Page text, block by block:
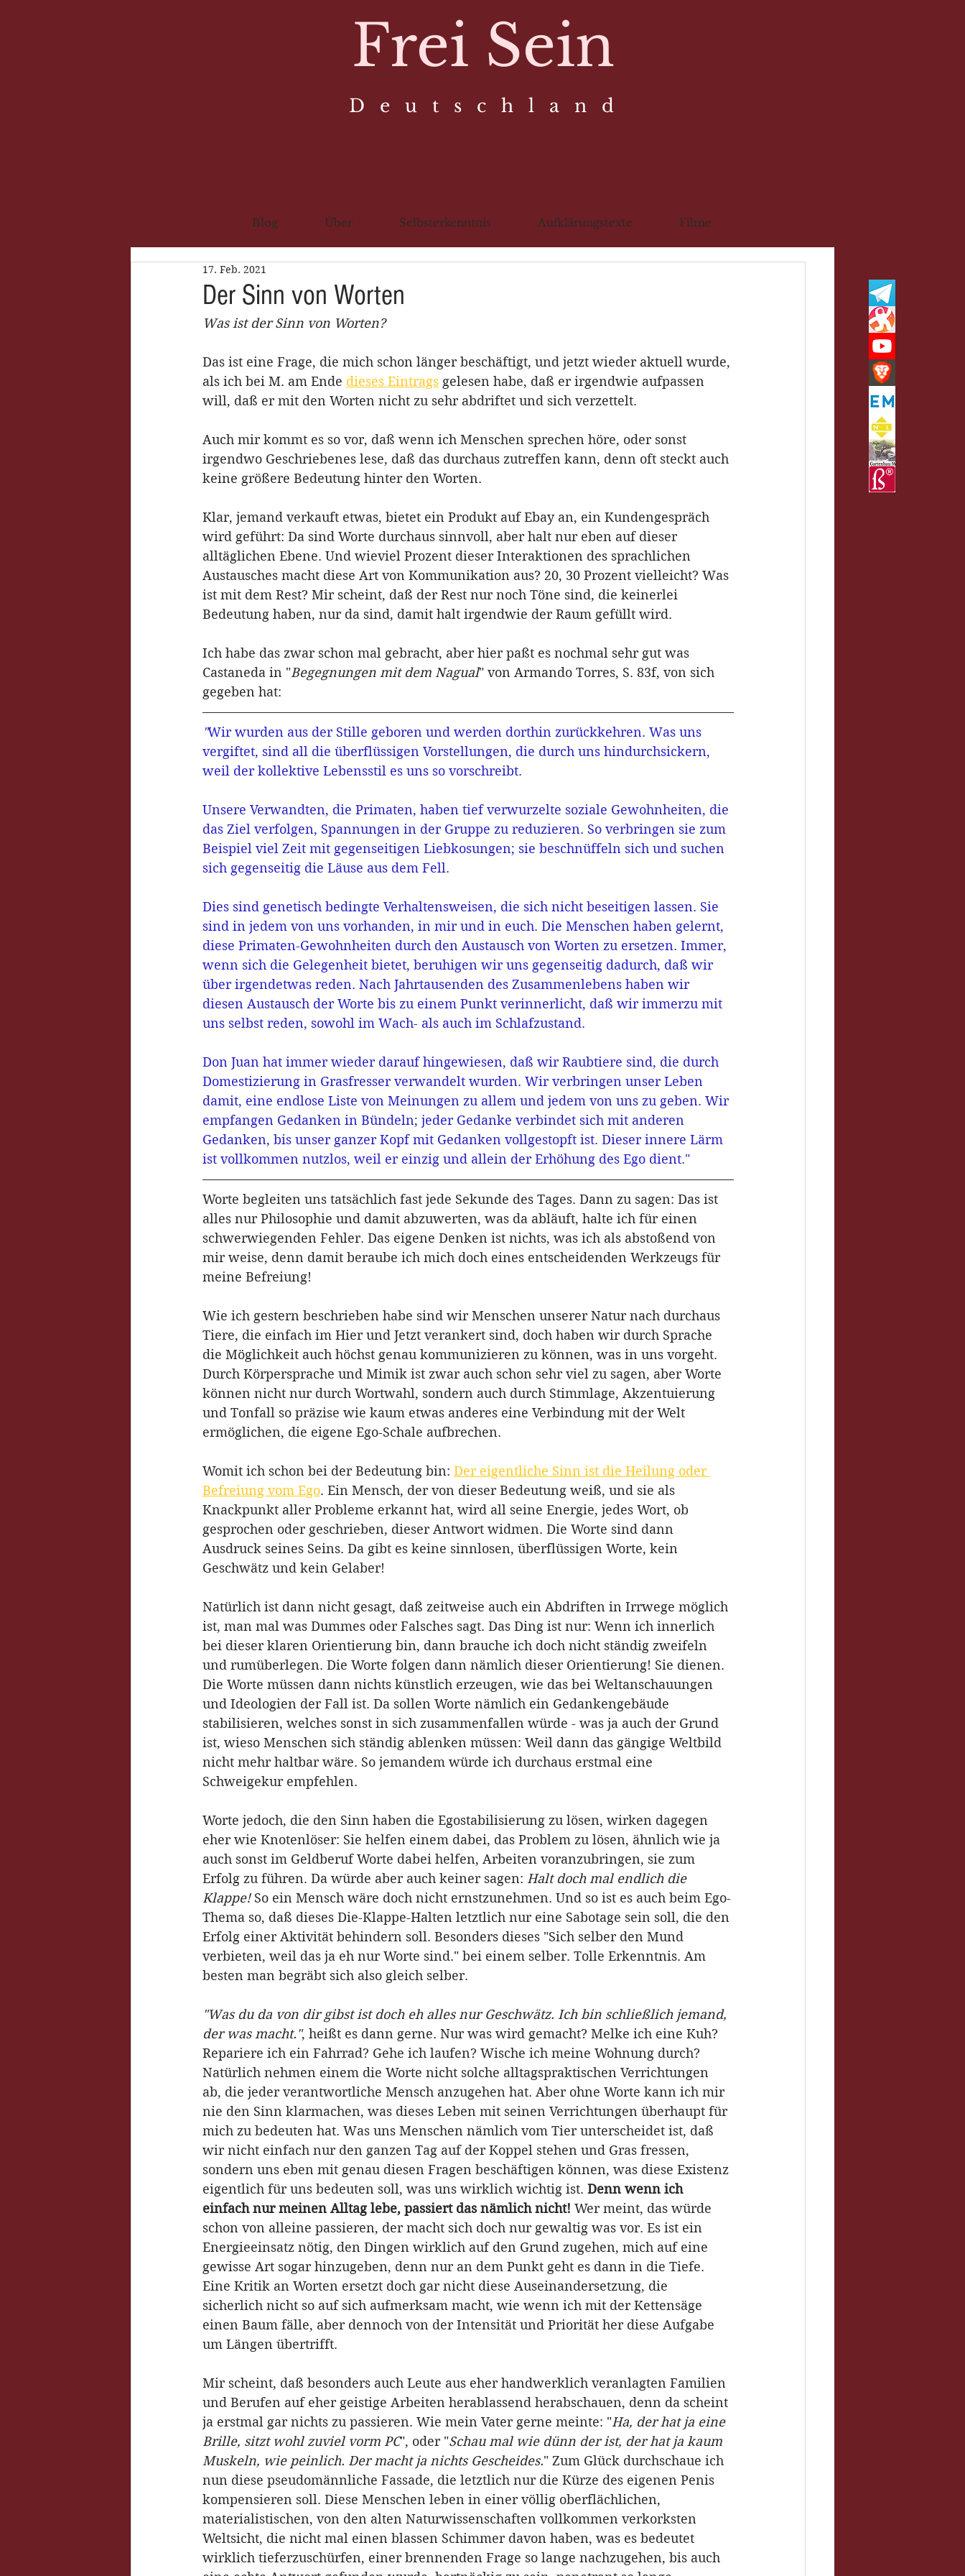
Frei Sein
D e u t s c h l a n d
Blog Über Selbsterkenntnis Aufklärungstexte Filme
Der Sinn von Worten
17. Feb. 2021
Was ist der Sinn von Worten?
Das ist eine Frage, die mich schon länger beschäftigt, und jetzt wieder aktuell wurde,
als ich bei M. am Ende dieses Eintrags gelesen habe, daß er irgendwie aufpassen
will, daß er mit den Worten nicht zu sehr abdriftet und sich verzettelt.
Auch mir kommt es so vor, daß wenn ich Menschen sprechen höre, oder sonst
irgendwo Geschriebenes lese, daß das durchaus zutreffen kann, denn oft steckt auch
keine größere Bedeutung hinter den Worten.
Klar, jemand verkauft etwas, bietet ein Produkt auf Ebay an, ein Kundengespräch
wird geführt: Da sind Worte durchaus sinnvoll, aber halt nur eben auf dieser
alltäglichen Ebene. Und wieviel Prozent dieser Interaktionen des sprachlichen
Austausches macht diese Art von Kommunikation aus? 20, 30 Prozent vielleicht? Was
ist mit dem Rest? Mir scheint, daß der Rest nur noch Töne sind, die keinerlei
Bedeutung haben, nur da sind, damit halt irgendwie der Raum gefüllt wird.
Ich habe das zwar schon mal gebracht, aber hier paßt es nochmal sehr gut was
Castaneda in "Begegnungen mit dem Nagual" von Armando Torres, S. 83f, von sich
gegeben hat:
"Wir wurden aus der Stille geboren und werden dorthin zurückkehren. Was uns
vergiftet, sind all die überflüssigen Vorstellungen, die durch uns hindurchsickern,
weil der kollektive Lebensstil es uns so vorschreibt.
Unsere Verwandten, die Primaten, haben tief verwurzelte soziale Gewohnheiten, die
das Ziel verfolgen, Spannungen in der Gruppe zu reduzieren. So verbringen sie zum
Beispiel viel Zeit mit gegenseitigen Liebkosungen; sie beschnüffeln sich und suchen
sich gegenseitig die Läuse aus dem Fell.
Dies sind genetisch bedingte Verhaltensweisen, die sich nicht beseitigen lassen. Sie
sind in jedem von uns vorhanden, in mir und in euch. Die Menschen haben gelernt,
diese Primaten-Gewohnheiten durch den Austausch von Worten zu ersetzen. Immer,
wenn sich die Gelegenheit bietet, beruhigen wir uns gegenseitig dadurch, daß wir
über irgendetwas reden. Nach Jahrtausenden des Zusammenlebens haben wir
diesen Austausch der Worte bis zu einem Punkt verinnerlicht, daß wir immerzu mit
uns selbst reden, sowohl im Wach- als auch im Schlafzustand.
Don Juan hat immer wieder darauf hingewiesen, daß wir Raubtiere sind, die durch
Domestizierung in Grasfresser verwandelt wurden. Wir verbringen unser Leben
damit, eine endlose Liste von Meinungen zu allem und jedem von uns zu geben. Wir
empfangen Gedanken in Bündeln; jeder Gedanke verbindet sich mit anderen
Gedanken, bis unser ganzer Kopf mit Gedanken vollgestopft ist. Dieser innere Lärm
ist vollkommen nutzlos, weil er einzig und allein der Erhöhung des Ego dient."
Worte begleiten uns tatsächlich fast jede Sekunde des Tages. Dann zu sagen: Das ist
alles nur Philosophie und damit abzuwerten, was da abläuft, halte ich für einen
schwerwiegenden Fehler. Das eigene Denken ist nichts, was ich als abstoßend von
mir weise, denn damit beraube ich mich doch eines entscheidenden Werkzeugs für
meine Befreiung!
Wie ich gestern beschrieben habe sind wir Menschen unserer Natur nach durchaus
Tiere, die einfach im Hier und Jetzt verankert sind, doch haben wir durch Sprache
die Möglichkeit auch höchst genau kommunizieren zu können, was in uns vorgeht.
Durch Körpersprache und Mimik ist zwar auch schon sehr viel zu sagen, aber Worte
können nicht nur durch Wortwahl, sondern auch durch Stimmlage, Akzentuierung
und Tonfall so präzise wie kaum etwas anderes eine Verbindung mit der Welt
ermöglichen, die eigene Ego-Schale aufbrechen.
Womit ich schon bei der Bedeutung bin: Der eigentliche Sinn ist die Heilung oder
Befreiung vom Ego. Ein Mensch, der von dieser Bedeutung weiß, und sie als
Knackpunkt aller Probleme erkannt hat, wird all seine Energie, jedes Wort, ob
gesprochen oder geschrieben, dieser Antwort widmen. Die Worte sind dann
Ausdruck seines Seins. Da gibt es keine sinnlosen, überflüssigen Worte, kein
Geschwätz und kein Gelaber!
Natürlich ist dann nicht gesagt, daß zeitweise auch ein Abdriften in Irrwege möglich
ist, man mal was Dummes oder Falsches sagt. Das Ding ist nur: Wenn ich innerlich
bei dieser klaren Orientierung bin, dann brauche ich doch nicht ständig zweifeln
und rumüberlegen. Die Worte folgen dann nämlich dieser Orientierung! Sie dienen.
Die Worte müssen dann nichts künstlich erzeugen, wie das bei Weltanschauungen
und Ideologien der Fall ist. Da sollen Worte nämlich ein Gedankengebäude
stabilisieren, welches sonst in sich zusammenfallen würde - was ja auch der Grund
ist, wieso Menschen sich ständig ablenken müssen: Weil dann das gängige Weltbild
nicht mehr haltbar wäre. So jemandem würde ich durchaus erstmal eine
Schweigekur empfehlen.
Worte jedoch, die den Sinn haben die Egostabilisierung zu lösen, wirken dagegen
eher wie Knotenlöser: Sie helfen einem dabei, das Problem zu lösen, ähnlich wie ja
auch sonst im Geldberuf Worte dabei helfen, Arbeiten voranzubringen, sie zum
Erfolg zu führen. Da würde aber auch keiner sagen: Halt doch mal endlich die
Klappe! So ein Mensch wäre doch nicht ernstzunehmen. Und so ist es auch beim Ego-
Thema so, daß dieses Die-Klappe-Halten letztlich nur eine Sabotage sein soll, die den
Erfolg einer Aktivität behindern soll. Besonders dieses "Sich selber den Mund
verbieten, weil das ja eh nur Worte sind." bei einem selber. Tolle Erkenntnis. Am
besten man begräbt sich also gleich selber.
"Was du da von dir gibst ist doch eh alles nur Geschwätz. Ich bin schließlich jemand,
der was macht.", heißt es dann gerne. Nur was wird gemacht? Melke ich eine Kuh?
Repariere ich ein Fahrrad? Gehe ich laufen? Wische ich meine Wohnung durch?
Natürlich nehmen einem die Worte nicht solche alltagspraktischen Verrichtungen
ab, die jeder verantwortliche Mensch anzugehen hat. Aber ohne Worte kann ich mir
nie den Sinn klarmachen, was dieses Leben mit seinen Verrichtungen überhaupt für
mich zu bedeuten hat. Was uns Menschen nämlich vom Tier unterscheidet ist, daß
wir nicht einfach nur den ganzen Tag auf der Koppel stehen und Gras fressen,
sondern uns eben mit genau diesen Fragen beschäftigen können, was diese Existenz
eigentlich für uns bedeuten soll, was uns wirklich wichtig ist. Denn wenn ich
einfach nur meinen Alltag lebe, passiert das nämlich nicht! Wer meint, das würde
schon von alleine passieren, der macht sich doch nur gewaltig was vor. Es ist ein
Energieeinsatz nötig, den Dingen wirklich auf den Grund zugehen, mich auf eine
gewisse Art sogar hinzugeben, denn nur an dem Punkt geht es dann in die Tiefe.
Eine Kritik an Worten ersetzt doch gar nicht diese Auseinandersetzung, die
sicherlich nicht so auf sich aufmerksam macht, wie wenn ich mit der Kettensäge
einen Baum fälle, aber dennoch von der Intensität und Priorität her diese Aufgabe
um Längen übertrifft.
Mir scheint, daß besonders auch Leute aus eher handwerklich veranlagten Familien
und Berufen auf eher geistige Arbeiten herablassend herabschauen, denn da scheint
ja erstmal gar nichts zu passieren. Wie mein Vater gerne meinte: "Ha, der hat ja eine
Brille, sitzt wohl zuviel vorm PC", oder "Schau mal wie dünn der ist, der hat ja kaum
Muskeln, wie peinlich. Der macht ja nichts Gescheides." Zum Glück durchschaue ich
nun diese pseudomännliche Fassade, die letztlich nur die Kürze des eigenen Penis
kompensieren soll. Diese Menschen leben in einer völlig oberflächlichen,
materialistischen, von den alten Naturwissenschaften vollkommen verkorksten
Weltsicht, die nicht mal einen blassen Schimmer davon haben, was es bedeutet
wirklich tieferzuschürfen, einer brennenden Frage so lange nachzugehen, bis auch